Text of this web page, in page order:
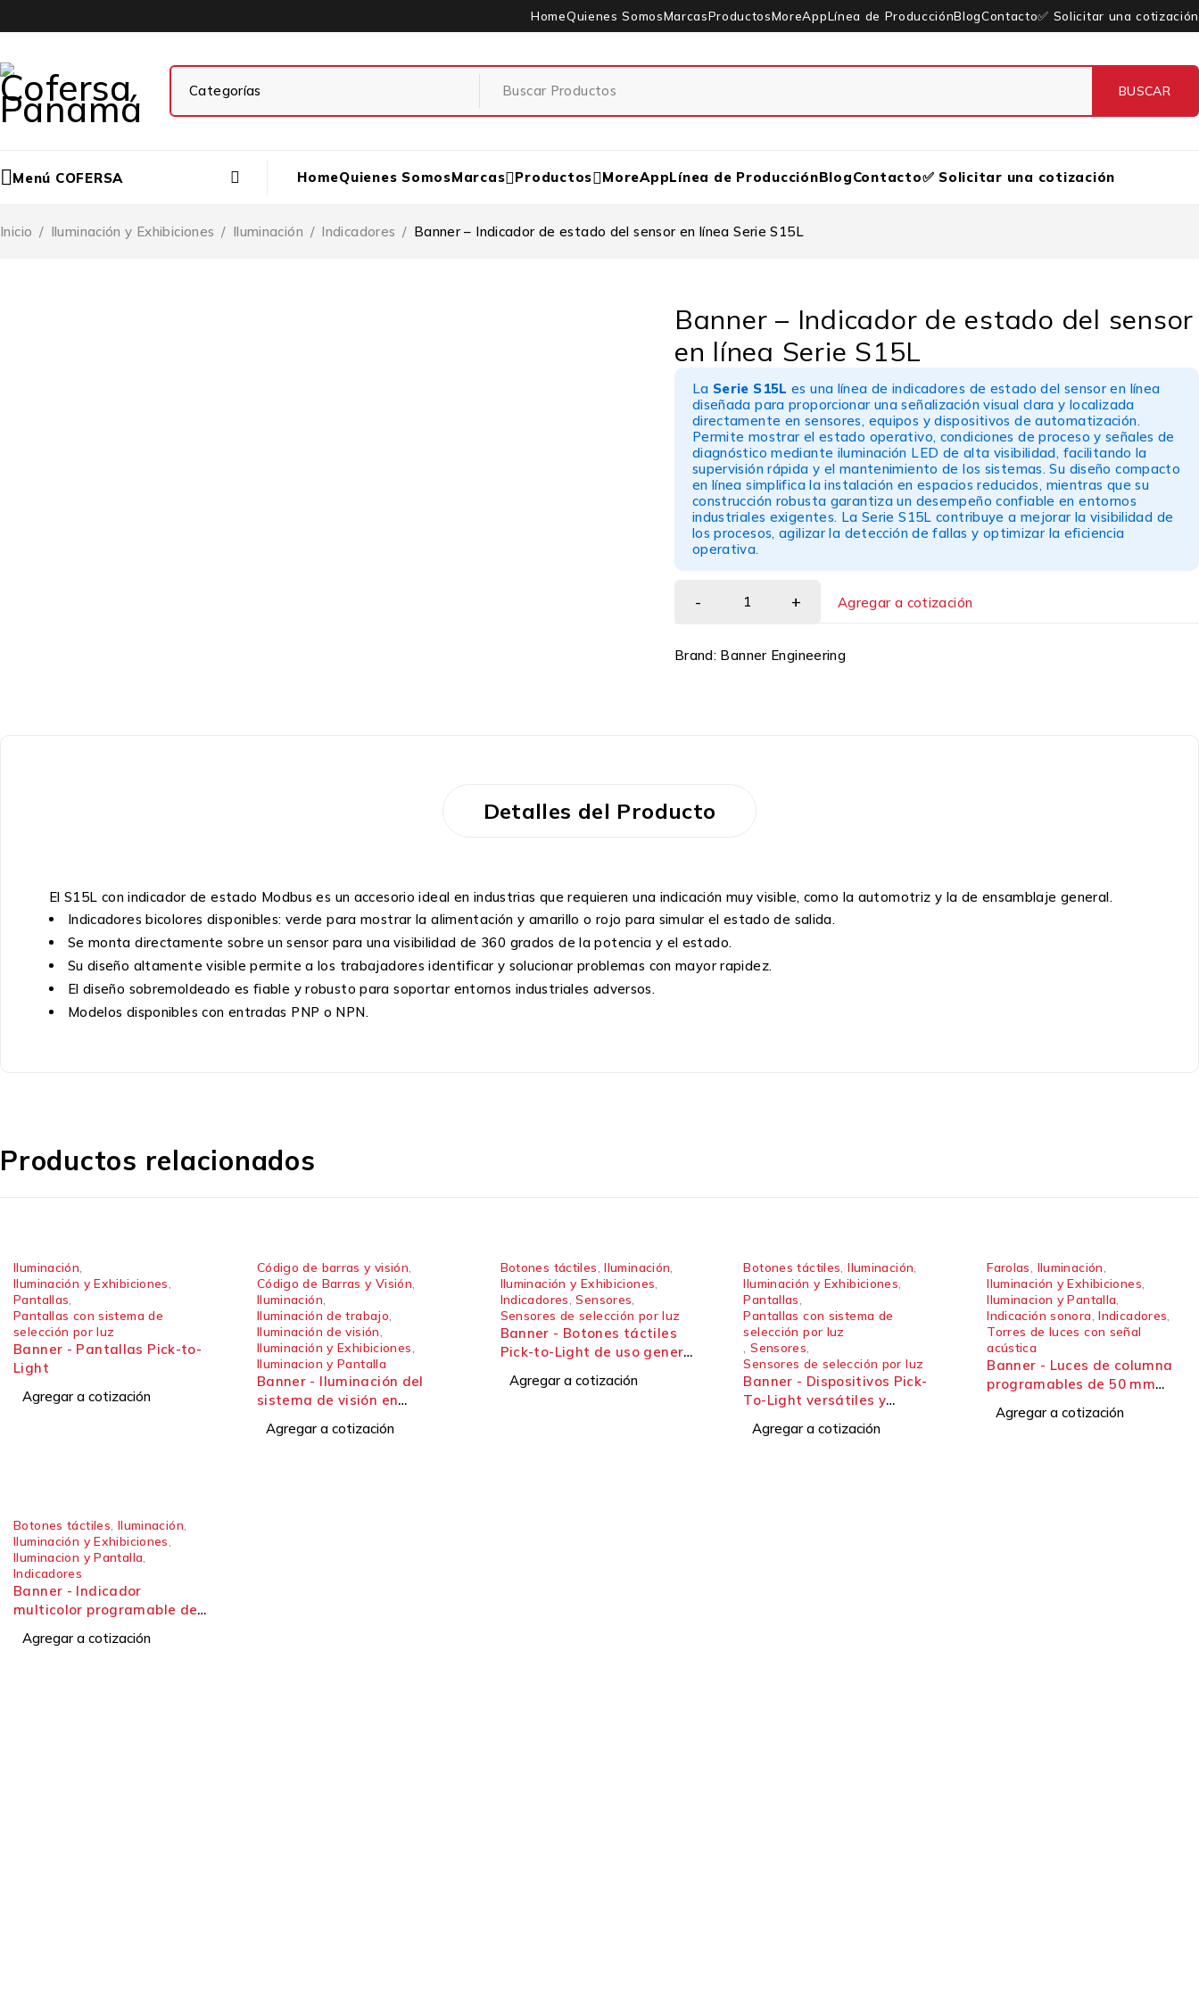
HomeQuienes SomosMarcasProductosMoreAppLínea de ProducciónBlogContacto✅ Solicitar una cotización
Menú COFERSA HomeQuienes SomosMarcas Productos MoreAppLínea de ProducciónBlogContacto✅ Solicitar una cotización
Inicio / Iluminación y Exhibiciones / Iluminación / Indicadores / Banner – Indicador de estado del sensor en línea Serie S15L
Banner – Indicador de estado del sensor
en línea Serie S15L
La Serie S15L es una línea de indicadores de estado del sensor en línea
diseñada para proporcionar una señalización visual clara y localizada
directamente en sensores, equipos y dispositivos de automatización.
Permite mostrar el estado operativo, condiciones de proceso y señales de
diagnóstico mediante iluminación LED de alta visibilidad, facilitando la
supervisión rápida y el mantenimiento de los sistemas. Su diseño compacto
en línea simplifica la instalación en espacios reducidos, mientras que su
construcción robusta garantiza un desempeño confiable en entornos
industriales exigentes. La Serie S15L contribuye a mejorar la visibilidad de
los procesos, agilizar la detección de fallas y optimizar la eficiencia
operativa.
Agregar a cotización
Brand: Banner Engineering
Detalles del Producto
El S15L con indicador de estado Modbus es un accesorio ideal en industrias que requieren una indicación muy visible, como la automotriz y la de ensamblaje general.
Indicadores bicolores disponibles: verde para mostrar la alimentación y amarillo o rojo para simular el estado de salida.
Se monta directamente sobre un sensor para una visibilidad de 360 ​​grados de la potencia y el estado.
Su diseño altamente visible permite a los trabajadores identificar y solucionar problemas con mayor rapidez.
El diseño sobremoldeado es fiable y robusto para soportar entornos industriales adversos.
Modelos disponibles con entradas PNP o NPN.
Productos relacionados
Iluminación
Iluminación y Exhibiciones
Pantallas
Pantallas con sistema de
selección por luz
Banner - Pantallas Pick-to-
Light
Agregar a cotización
Código de barras y visión
Código de Barras y Visión
Iluminación
Iluminación de trabajo
Iluminación de visión
Iluminación y Exhibiciones
Iluminacion y Pantalla
Banner - Iluminación del
sistema de visión en
barra LED sellada BL60
Agregar a cotización
Botones táctiles ,Iluminación
Iluminación y Exhibiciones
Indicadores ,Sensores
Sensores de selección por luz
Banner - Botones táctiles
Pick-to-Light de uso general
central K30
Agregar a cotización
Botones táctiles ,Iluminación
Iluminación y Exhibiciones
Pantallas
Pantallas con sistema de
selección por luz
,Sensores
Sensores de selección por luz
Banner - Dispositivos Pick-
To-Light versátiles y
Agregar a cotización
Farolas Iluminación
Iluminación y Exhibiciones
Iluminacion y Pantalla
Indicación sonora ,Indicadores
Torres de luces con señal
acústica
Banner - Luces de columna
programables de 50 mm
Agregar a cotización
Botones táctiles Iluminación
Iluminación y Exhibiciones
Iluminacion y Pantalla
Indicadores
Banner - Indicador
multicolor programable de
Agregar a cotización